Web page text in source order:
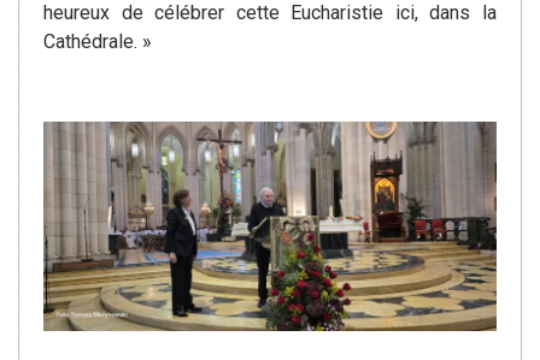
heureux de célébrer cette Eucharistie ici, dans la
Cathédrale. »